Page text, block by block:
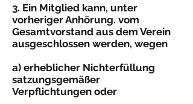
3. Ein Mitglied kann, unter
vorheriger Anhörung. vom
Gesamtvorstand aus dem Verein
ausgeschlossen werden, wegen
a) erheblicher Nichterfüllung
satzungsgemäßer
Verpflichtungen oder